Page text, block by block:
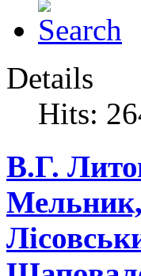
Details
Hits:
В.Г.